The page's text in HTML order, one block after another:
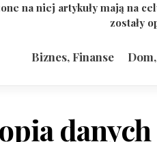
na niej artykuły mają na
zostały
Biznes, Finanse